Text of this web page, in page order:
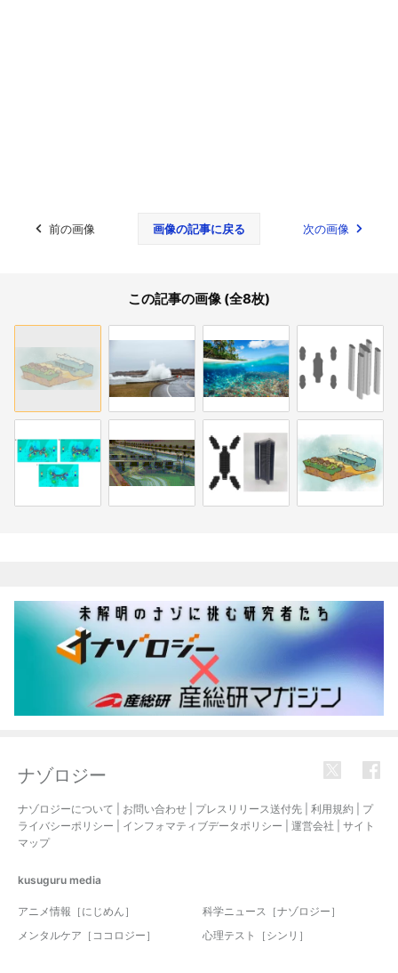
前の画像 画像の記事に戻る 次の画像
この記事の画像 (全8枚)
ナゾロジー
ナゾロジーについて お問い合わせ プレスリリース送付先 利用規約
プ
ライバシーポリシー
インフォマティブデータポリシー 運営会社
サイト
マップ
kusuguru media
アニメ情報［にじめん］
科学ニュース［ナゾロジー］
メンタルケア［ココロジー］
心理テスト［シンリ］